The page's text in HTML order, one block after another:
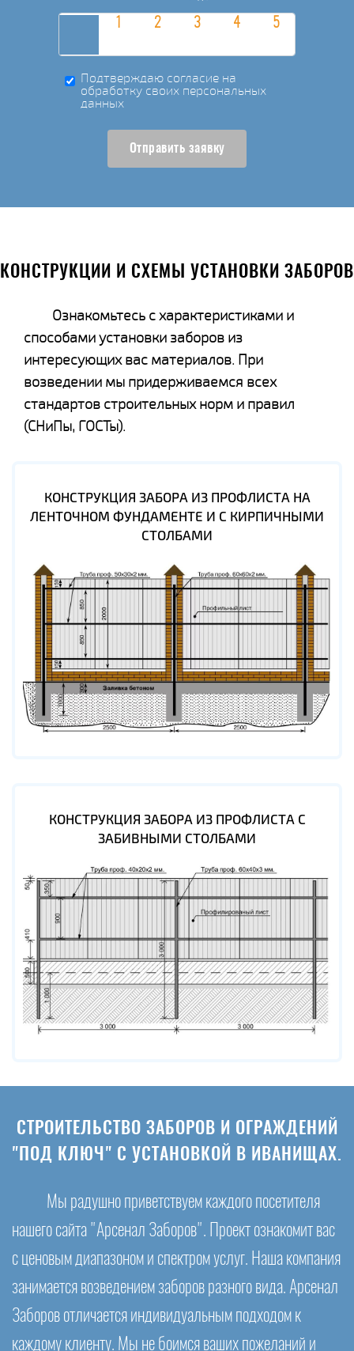
Подтверждаю согласие на
обработку своих персональных
данных
Отправить заявку
КОНСТРУКЦИИ И СХЕМЫ УСТАНОВКИ ЗАБОРОВ
Ознакомьтесь с характеристиками и
способами установки заборов из
интересующих вас материалов. При
возведении мы придерживаемся всех
стандартов строительных норм и правил
(СНиПы, ГОСТы).
КОНСТРУКЦИЯ ЗАБОРА ИЗ ПРОФЛИСТА НА
ЛЕНТОЧНОМ ФУНДАМЕНТЕ И С КИРПИЧНЫМИ
СТОЛБАМИ
КОНСТРУКЦИЯ ЗАБОРА ИЗ ПРОФЛИСТА С
ЗАБИВНЫМИ СТОЛБАМИ
СТРОИТЕЛЬСТВО ЗАБОРОВ И ОГРАЖДЕНИЙ
"ПОД КЛЮЧ" С УСТАНОВКОЙ В ИВАНИЩАХ.
Мы радушно приветствуем каждого посетителя
нашего сайта "Арсенал Заборов". Проект ознакомит вас
с ценовым диапазоном и спектром услуг. Наша компания
занимается возведением заборов разного вида. Арсенал
Заборов отличается индивидуальным подходом к
каждому клиенту. Мы не боимся ваших пожеланий и